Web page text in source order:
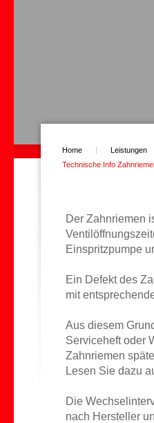
Home Leistungen
Technische Info
Der Zahnriemen
Einspritzpumpe
Ein Defekt des
mit
Aus diesem
Serviceheft oder
Zahnriemen
Lesen Sie dazu
Die
nach Hersteller